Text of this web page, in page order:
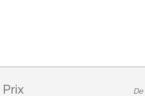
Prix De